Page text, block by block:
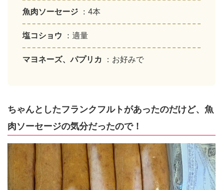
魚肉ソーセージ ：4本
塩コショウ ：適量
マヨネーズ、パプリカ ：お好みで
ちゃんとしたフランクフルトがあったのだけど、魚
肉ソーセージの気分だったので！